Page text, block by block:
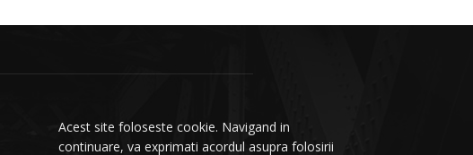
Acest site foloseste cookie. Navigand in
continuare, va exprimati acordul asupra folosirii